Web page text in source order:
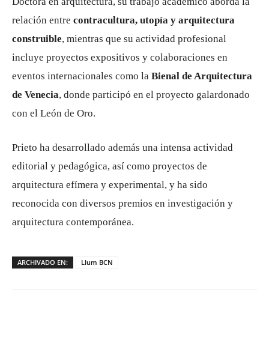
relación entre contracultura, utopía y arquitectura
construible, mientras que su actividad profesional
incluye proyectos expositivos y colaboraciones en
eventos internacionales como la Bienal de Arquitectura
de Venecia, donde participó en el proyecto galardonado
con el León de Oro.
Prieto ha desarrollado además una intensa actividad
editorial y pedagógica, así como proyectos de
arquitectura efímera y experimental, y ha sido
reconocida con diversos premios en investigación y
arquitectura contemporánea.
ARCHIVADO EN: Llum BCN